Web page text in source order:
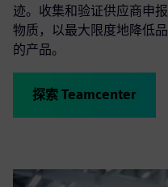
迹。收集和验证供应商申
物质，以最大限度地降低
的产品。
探索 Teamcenter